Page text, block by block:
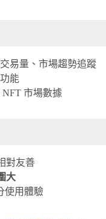
易量、市場趨勢追蹤
能
市場數據
對友善
大
使用體驗